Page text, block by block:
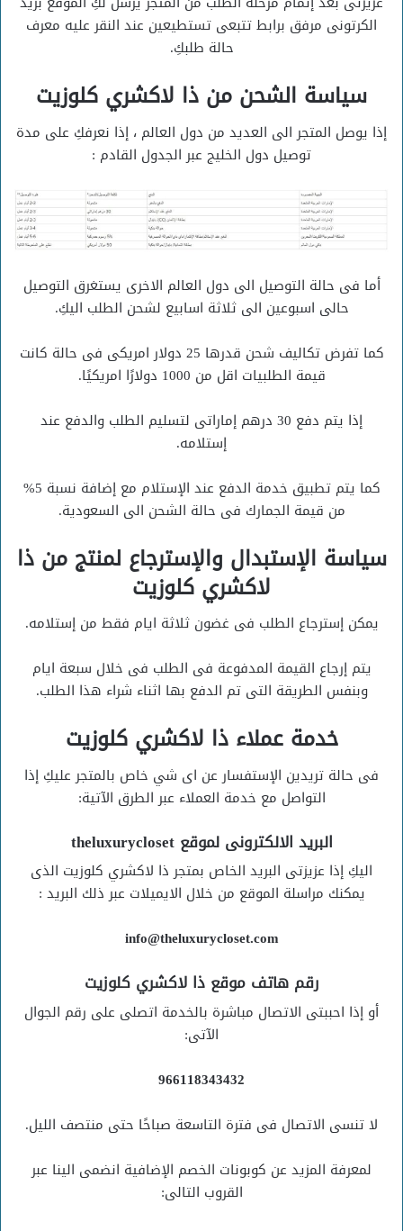
الكرتونى مرفق برابط تتبعى تستطيعين عند النقر عليه معرف
حالة طلبكِ.
سياسة الشحن من ذا لاكشري كلوزيت
إذا يوصل المتجر الى العديد من دول العالم ، إذا نعرفكِ على مدة
توصيل دول الخليج عبر الجدول القادم :
أما فى حالة التوصيل الى دول العالم الاخرى يستغرق التوصيل
حالى اسبوعين الى ثلاثة اسابيع لشحن الطلب اليكِ.
كما تفرض تكاليف شحن قدرها 25 دولار امريكى فى حالة كانت
قيمة الطلبيات اقل من 1000 دولارًا امريكيًا.
إذا يتم دفع 30 درهم إماراتى لتسليم الطلب والدفع عند
إستلامه.
كما يتم تطبيق خدمة الدفع عند الإستلام مع إضافة نسبة 5%
من قيمة الجمارك فى حالة الشحن الى السعودية.
سياسة الإستبدال والإسترجاع لمنتج من ذا
لاكشري كلوزيت
يمكن إسترجاع الطلب فى غضون ثلاثة ايام فقط من إستلامه.
يتم إرجاع القيمة المدفوعة فى الطلب فى خلال سبعة ايام
وبنفس الطريقة التى تم الدفع بها اثناء شراء هذا الطلب.
خدمة عملاء ذا لاكشري كلوزيت
فى حالة تريدين الإستفسار عن اى شي خاص بالمتجر عليكِ إذا
التواصل مع خدمة العملاء عبر الطرق الآتية:
البريد الالكترونى لموقع theluxurycloset
اليكِ إذا عزيزتى البريد الخاص بمتجر ذا لاكشري كلوزيت الذى
يمكنك مراسلة الموقع من خلال الايميلات عبر ذلك البريد :
info@theluxurycloset.com
رقم هاتف موقع ذا لاكشري كلوزيت
أو إذا احببتى الاتصال مباشرة بالخدمة اتصلى على رقم الجوال
الآتى:
966118343432
لا تنسى الاتصال فى فترة التاسعة صباحًا حتى منتصف الليل.
لمعرفة المزيد عن كوبونات الخصم الإضافية انضمى الينا عبر
القروب التالى: